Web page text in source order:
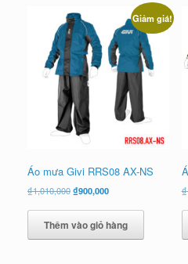
Giảm giá!
Áo mưa Givi RRS08 AX-NS
₫1,010,000Giá
là:
₫1,010,000.
₫900,000Giá
tại
là:
₫900,000.
Thêm vào giỏ hàng
₫